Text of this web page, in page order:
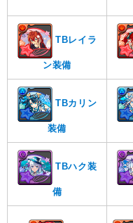
TBレイラ
ン装備
TBカリン
装備
TBハク装
備